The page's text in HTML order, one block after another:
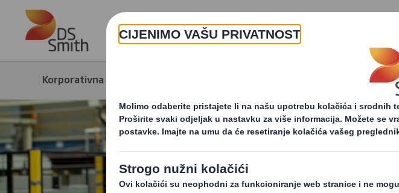
Skip to main content
Korporativna stranica Strategija održivosti